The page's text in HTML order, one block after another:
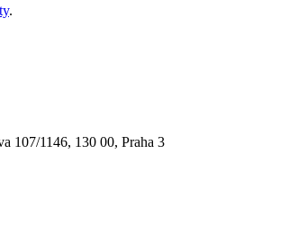
.
107/1146, 130 00, Praha 3